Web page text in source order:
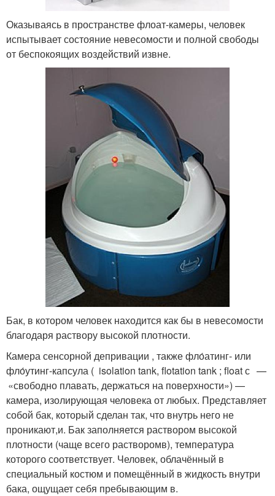
Оказываясь в пространстве флоат-камеры, человек
испытывает состояние невесомости и полной свободы
от беспокоящих воздействий извне.
Бак, в котором человек находится как бы в невесомости
благодаря раствору высокой плотности.
Камера сенсорной депривации , также фло́атинг- или
фло́утинг-капсула ( isolation tank, flotation tank ; float с —
«свободно плавать, держаться на поверхности») —
камера, изолирующая человека от любых. Представляет
собой бак, который сделан так, что внутрь него не
проникают,и. Бак заполняется раствором высокой
плотности (чаще всего растворомв), температура
которого соответствует. Человек, облачённый в
специальный костюм и помещённый в жидкость внутри
бака, ощущает себя пребывающим в.